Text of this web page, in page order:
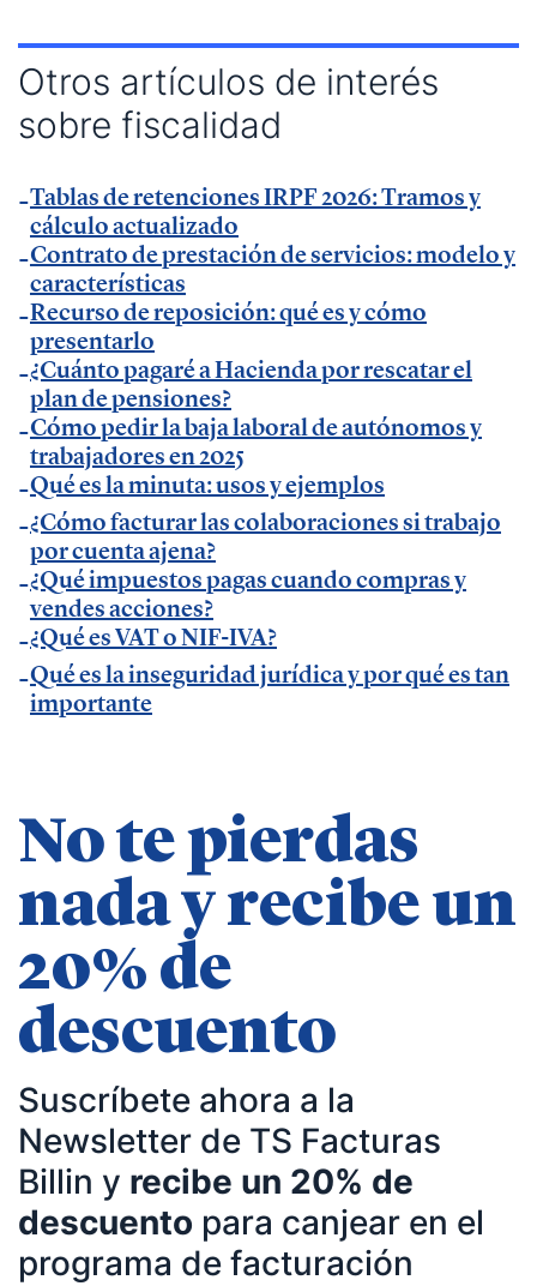
productividad enesdiario.
— Charla sobre productividad y factura electrónica
enLa Razón.
Autónomos y Emprendedores.
— Entrevista sobre Ley Antifraude y Ley Crea y
Crece enExpansión.
— Entrevista sobre Ley Antifraude y Ley Crea y
Crece enLa Razón
— Entrevista sobre factura electrónica obligatoria
enEl Economista.
— Comunicado Billin y TeamSystem enBusiness
Insider.
— Entrevista enEconomía Digital.
— Entrevista en Ideas para tu empresa de
Vodafone.
— Entrevista enMásQradio
— Entrevista en Armas para emprender de El
Método Gallardo
Marcos De La Cueva en eventos
— Participación como ponente en Accountex
España 2023.
Temáticas de especialización
negocios | startups | contabilidad| fiscalidad |
empresas| asesorías| autonomos | emprendedores
| pequeños negocios | economía | ADE | pymes |
desarrollo de negocio
Otros artículos de interés
sobre fiscalidad
Tablas de retenciones IRPF 2026: Tramos y
cálculo actualizado
Contrato de prestación de servicios: modelo y
características
Recurso de reposición: qué es y cómo
presentarlo
¿Cuánto pagaré a Hacienda por rescatar el
plan de pensiones?
Cómo pedir la baja laboral de autónomos y
trabajadores en 2025
Qué es la minuta: usos y ejemplos
¿Cómo facturar las colaboraciones si trabajo
por cuenta ajena?
¿Qué impuestos pagas cuando compras y
vendes acciones?
¿Qué es VAT o NIF-IVA?
Qué es la inseguridad jurídica y por qué es tan
importante
No te pierdas
nada y recibe un
20% de
descuento
Suscríbete ahora a la
Newsletter de TS Facturas
Billin y recibe un 20% de
descuento para canjear en el
programa de facturación